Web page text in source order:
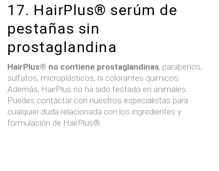
17. HairPlus® serúm de
pestañas sin
prostaglandina
HairPlus® no contiene prostaglandinas, parabenos,
sulfatos, microplásticos, ni colorantes químicos.
Además, HairPlus no ha sido testado en animales.
Puedes contactar con nuestros especialistas para
cualquier duda relacionada con los ingredientes y
formulación de HairPlus®.